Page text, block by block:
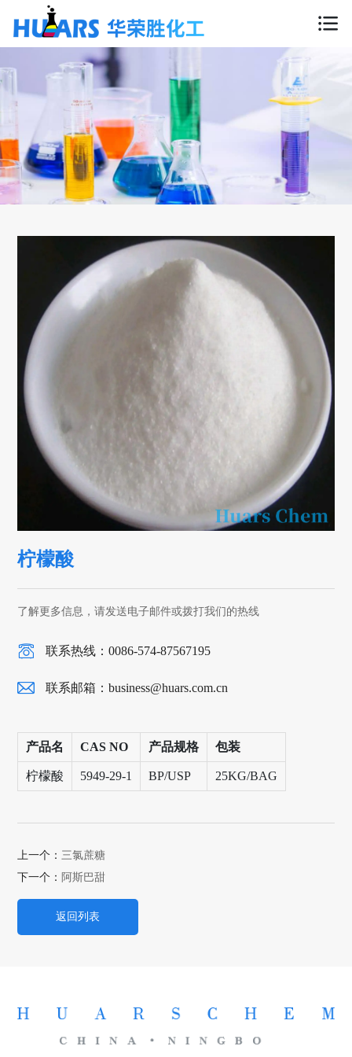
柠檬酸
了解更多信息，请发送电子邮件或拨打我们的热线
联系热线：0086-574-87567195
联系邮箱：business@huars.com.cn
产品名 CAS NO 产品规格 包装
柠檬酸 5949-29-1 BP/USP 25KG/BAG
上一个： 三氯蔗糖
下一个： 阿斯巴甜
返回列表